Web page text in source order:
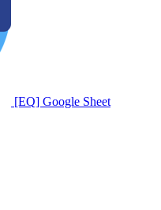
[EQ] Google Sheet